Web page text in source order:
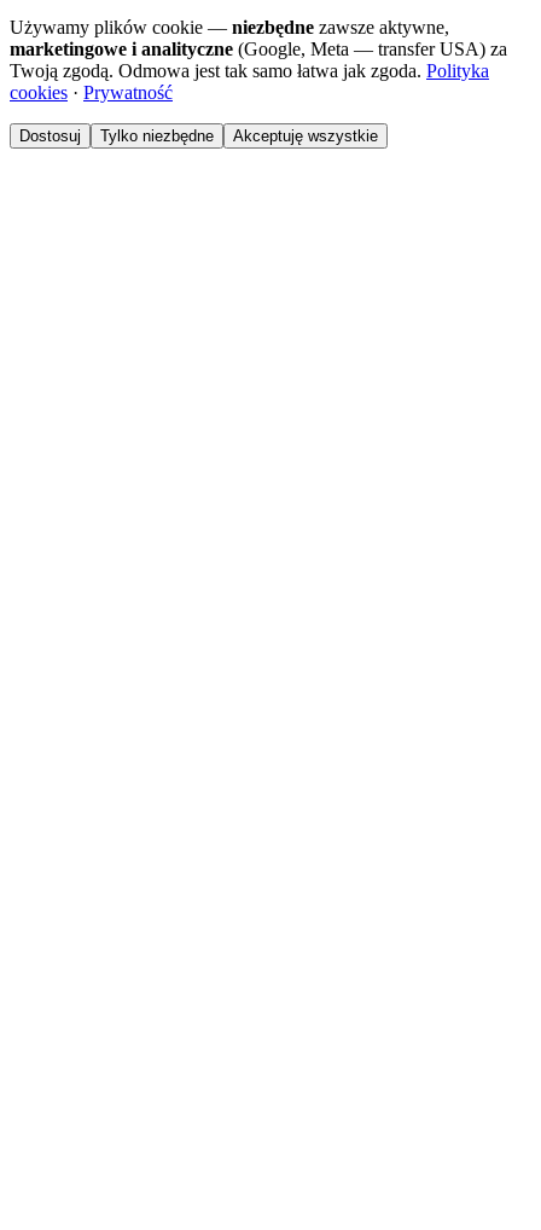
Używamy plików cookie — niezbędne zawsze aktywne,
marketingowe i analityczne (Google, Meta — transfer USA) za
Twoją zgodą. Odmowa jest tak samo łatwa jak zgoda. Polityka
cookies · Prywatność
Dostosuj Tylko niezbędne Akceptuję wszystkie